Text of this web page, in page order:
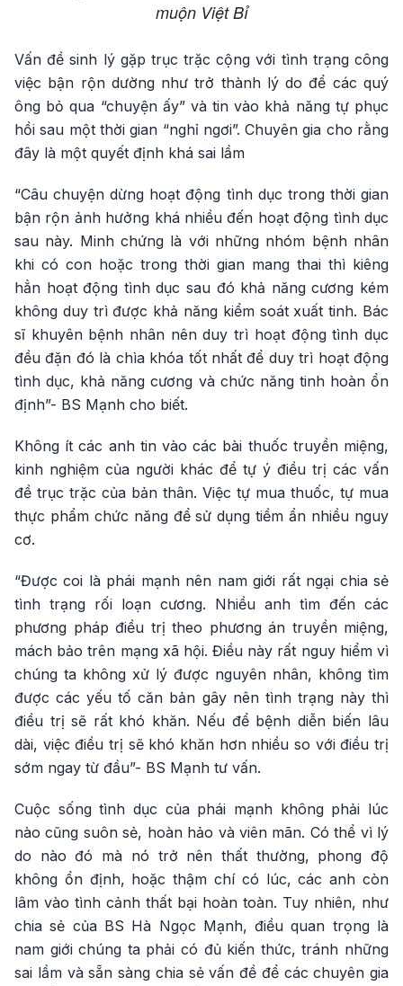
muộn Việt Bỉ
Vấn đề sinh lý gặp trục trặc cộng với tình trạng công
việc bận rộn dường như trở thành lý do để các quý
ông bỏ qua “chuyện ấy” và tin vào khả năng tự phục
hồi sau một thời gian “nghỉ ngơi”. Chuyên gia cho rằng
đây là một quyết định khá sai lầm
“Câu chuyện dừng hoạt động tình dục trong thời gian
bận rộn ảnh hưởng khá nhiều đến hoạt động tình dục
sau này. Minh chứng là với những nhóm bệnh nhân
khi có con hoặc trong thời gian mang thai thì kiêng
hẳn hoạt động tình dục sau đó khả năng cương kém
không duy trì được khả năng kiểm soát xuất tinh. Bác
sĩ khuyên bệnh nhân nên duy trì hoạt động tình dục
đều đặn đó là chìa khóa tốt nhất để duy trì hoạt động
tình dục, khả năng cương và chức năng tinh hoàn ổn
định”- BS Mạnh cho biết.
Không ít các anh tin vào các bài thuốc truyền miệng,
kinh nghiệm của người khác để tự ý điều trị các vấn
đề trục trặc của bản thân. Việc tự mua thuốc, tự mua
thực phẩm chức năng để sử dụng tiềm ẩn nhiều nguy
cơ.
“Được coi là phái mạnh nên nam giới rất ngại chia sẻ
tình trạng rối loạn cương. Nhiều anh tìm đến các
phương pháp điều trị theo phương án truyền miệng,
mách bảo trên mạng xã hội. Điều này rất nguy hiểm vì
chúng ta không xử lý được nguyên nhân, không tìm
được các yếu tố căn bản gây nên tình trạng này thì
điều trị sẽ rất khó khăn. Nếu để bệnh diễn biến lâu
dài, việc điều trị sẽ khó khăn hơn nhiều so với điều trị
sớm ngay từ đầu”- BS Mạnh tư vấn.
Cuộc sống tình dục của phái mạnh không phải lúc
nào cũng suôn sẻ, hoàn hảo và viên mãn. Có thể vì lý
do nào đó mà nó trở nên thất thường, phong độ
không ổn định, hoặc thậm chí có lúc, các anh còn
lâm vào tình cảnh thất bại hoàn toàn. Tuy nhiên, như
chia sẻ của BS Hà Ngọc Mạnh, điều quan trọng là
nam giới chúng ta phải có đủ kiến thức, tránh những
sai lầm và sẵn sàng chia sẻ vấn đề để các chuyên gia